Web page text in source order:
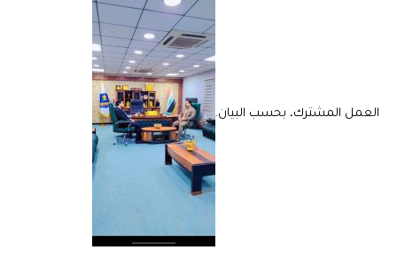
العمل المشترك، بحسب البيان.